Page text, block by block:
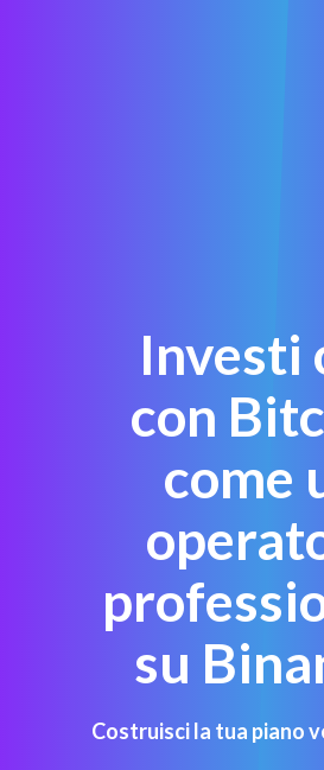
Investi
con
come
su
Costruisci la tua piano